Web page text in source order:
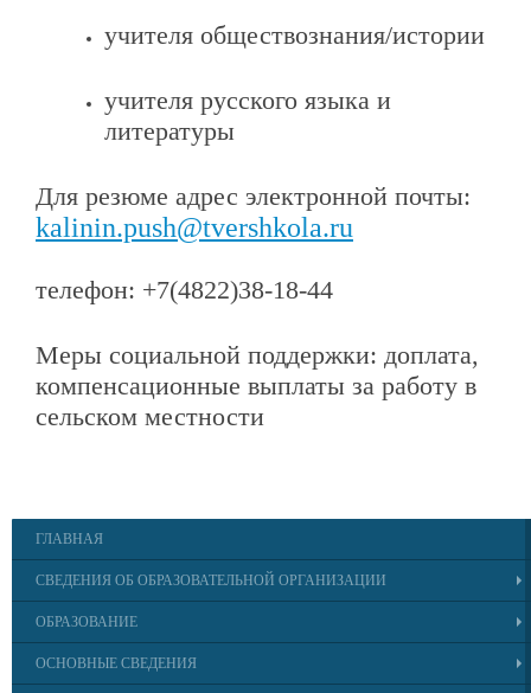
учителя обществознания/истории
учителя русского языка и
литературы
Для резюме адрес электронной почты:
kalinin.push@tvershkola.ru
телефон: +7(4822)38-18-44
Меры социальной поддержки: доплата,
компенсационные выплаты за работу в
сельском местности
ГЛАВНАЯ
СВЕДЕНИЯ ОБ ОБРАЗОВАТЕЛЬНОЙ ОРГАНИЗАЦИИ
ОБРАЗОВАНИЕ
ОСНОВНЫЕ СВЕДЕНИЯ